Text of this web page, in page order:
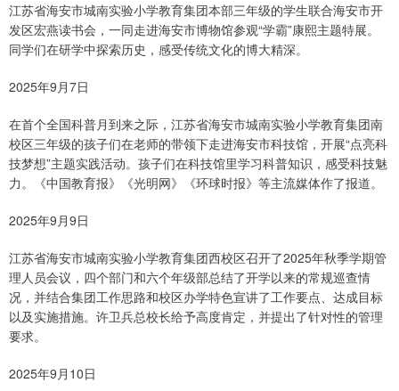
江苏省海安市城南实验小学教育集团本部三年级的学生联合海安市开
发区宏燕读书会，一同走进海安市博物馆参观“学霸”康熙主题特展。
同学们在研学中探索历史，感受传统文化的博大精深。
2025年9月7日
在首个全国科普月到来之际，江苏省海安市城南实验小学教育集团南
校区三年级的孩子们在老师的带领下走进海安市科技馆，开展“点亮科
技梦想”主题实践活动。孩子们在科技馆里学习科普知识，感受科技魅
力。《中国教育报》《光明网》《环球时报》等主流媒体作了报道。
2025年9月9日
江苏省海安市城南实验小学教育集团西校区召开了2025年秋季学期管
理人员会议，四个部门和六个年级部总结了开学以来的常规巡查情
况，并结合集团工作思路和校区办学特色宣讲了工作要点、达成目标
以及实施措施。许卫兵总校长给予高度肯定，并提出了针对性的管理
要求。
2025年9月10日